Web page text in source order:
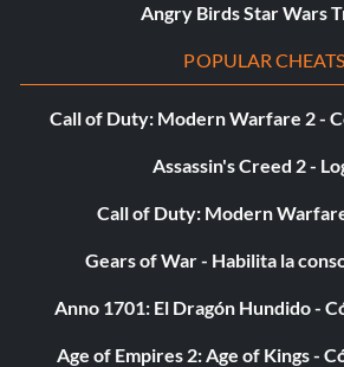
Angry Birds Star Wars
POPULAR CHEATS
Call of Duty: Modern Warfare 2 -
Assassin's Creed 2 -
Call of Duty: Modern
Gears of War - Habilita la
Anno 1701: El Dragón Hundido -
Age of Empires 2: Age of Kings -